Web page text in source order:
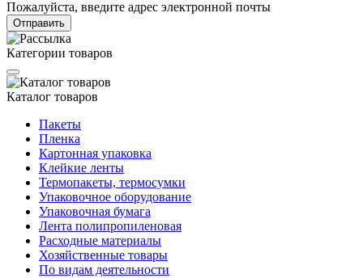
Пожалуйста, введите адрес электронной почты
Отправить
Категории товаров
Каталог товаров
Пакеты
Пленка
Картонная упаковка
Клейкие ленты
Термопакеты, термосумки
Упаковочное оборудование
Упаковочная бумага
Лента полипропиленовая
Расходные материалы
Хозяйственные товары
По видам деятельности